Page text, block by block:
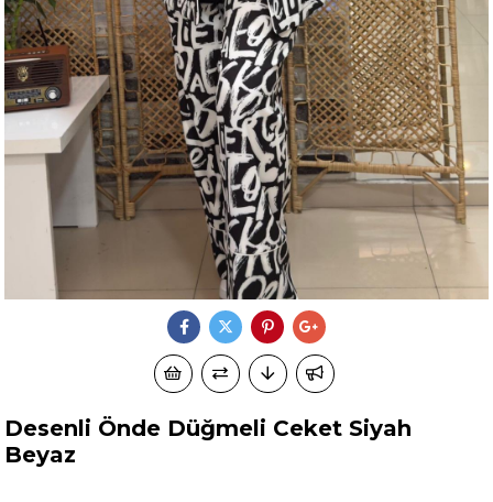
Desenli Önde Düğmeli Ceket Siyah
Beyaz